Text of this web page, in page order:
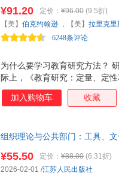
孩子们在户外发现的树叶、植
的STEM学习 户外环境一直在
促进他们发展21世纪技能。希
为什么要学习教育研究方法？
际上，《教育研究：定量、定
界范围内广泛使用着，帮助了
包括教育领域。 学习研究方法
会被要求去做研究综述、撰写
究：定量、定性和混合方法》
在500多页的篇幅中，它公平且
¥91.20 定价： ¥96.00 (9.5折)
6248条评论
【美】 伯克约翰逊 ，【美】 拉里克里
加入购物车 收藏
组织理论与公共部门：工具、
¥55.50 定价： ¥88.00 (6.31折)
2026-02-01 /江苏人民出版社